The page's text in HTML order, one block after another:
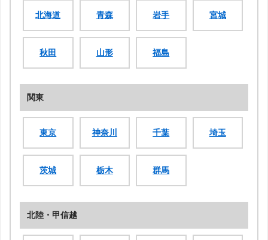
北海道 青森 岩手 宮城
秋田 山形 福島
関東
東京 神奈川 千葉 埼玉
茨城 栃木 群馬
北陸・甲信越